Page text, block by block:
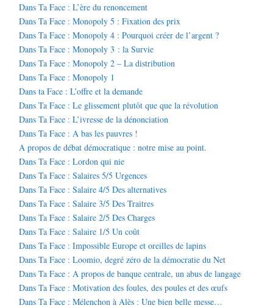
Dans Ta Face : L’ère du renoncement
Dans Ta Face : Monopoly 5 : Fixation des prix
Dans Ta Face : Monopoly 4 : Pourquoi créer de l’argent ?
Dans Ta Face : Monopoly 3 : la Survie
Dans Ta Face : Monopoly 2 – La distribution
Dans Ta Face : Monopoly 1
Dans ta Face : L’offre et la demande
Dans Ta Face : Le glissement plutôt que que la révolution
Dans Ta Face : L’ivresse de la dénonciation
Dans Ta Face : A bas les pauvres !
A propos de débat démocratique : notre mise au point.
Dans Ta Face : Lordon qui nie
Dans Ta Face : Salaires 5/5 Urgences
Dans Ta Face : Salaire 4/5 Des alternatives
Dans Ta Face : Salaire 3/5 Des Traitres
Dans Ta Face : Salaire 2/5 Des Charges
Dans Ta Face : Salaire 1/5 Un coût
Dans Ta Face : Impossible Europe et oreilles de lapins
Dans Ta Face : Loomio, degré zéro de la démocratie du Net
Dans Ta Face : A propos de banque centrale, un abus de langage
Dans Ta Face : Motivation des foules, des poules et des œufs
Dans Ta Face : Mélenchon à Alès : Une bien belle messe…